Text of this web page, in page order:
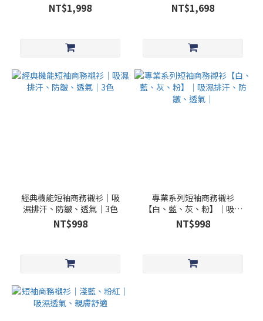
NT$1,998 NT$1,698
經典機能短袖商務襯衫｜吸
濕排汗、防皺、透氣｜3色
NT$998
專業系列短袖商務襯衫
【白、藍、灰、粉】│吸濕
排汗、防皺、透氣｜
NT$998